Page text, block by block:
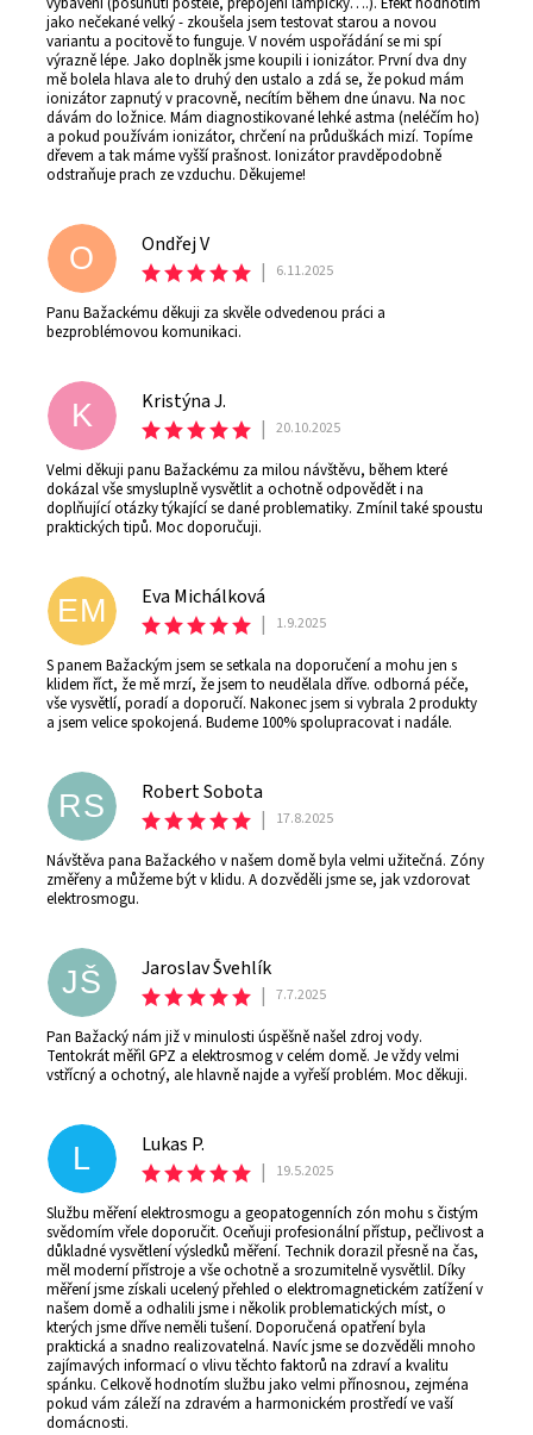
jako nečekané velký - zkoušela jsem testovat starou a novou
variantu a pocitově to funguje. V novém uspořádání se mi spí
výrazně lépe. Jako doplněk jsme koupili i ionizátor. První dva dny
mě bolela hlava ale to druhý den ustalo a zdá se, že pokud mám
ionizátor zapnutý v pracovně, necítím během dne únavu. Na noc
dávám do ložnice. Mám diagnostikované lehké astma (neléčím ho)
a pokud používám ionizátor, chrčení na průduškách mizí. Topíme
dřevem a tak máme vyšší prašnost. Ionizátor pravděpodobně
odstraňuje prach ze vzduchu. Děkujeme!
O
Ondřej V
|
6.11.2025
Panu Bažackému děkuji za skvěle odvedenou práci a
bezproblémovou komunikaci.
K
Kristýna J.
| 20.10.2025
Velmi děkuji panu Bažackému za milou návštěvu, během které
dokázal vše smysluplně vysvětlit a ochotně odpovědět i na
doplňující otázky týkající se dané problematiky. Zmínil také spoustu
praktických tipů. Moc doporučuji.
EM
Eva Michálková
|
1.9.2025
S panem Bažackým jsem se setkala na doporučení a mohu jen s
klidem říct, že mě mrzí, že jsem to neudělala dříve. odborná péče,
vše vysvětlí, poradí a doporučí. Nakonec jsem si vybrala 2 produkty
a jsem velice spokojená. Budeme 100% spolupracovat i nadále.
RS
Robert Sobota
|
17.8.2025
Návštěva pana Bažackého v našem domě byla velmi užitečná. Zóny
změřeny a můžeme být v klidu. A dozvěděli jsme se, jak vzdorovat
elektrosmogu.
JŠ
Jaroslav Švehlík
| 7.7.2025
Pan Bažacký nám již v minulosti úspěšně našel zdroj vody.
Tentokrát měřil GPZ a elektrosmog v celém domě. Je vždy velmi
vstřícný a ochotný, ale hlavně najde a vyřeší problém. Moc děkuji.
L
Lukas P.
|
19.5.2025
Službu měření elektrosmogu a geopatogenních zón mohu s čistým
svědomím vřele doporučit. Oceňuji profesionální přístup, pečlivost a
důkladné vysvětlení výsledků měření. Technik dorazil přesně na čas,
měl moderní přístroje a vše ochotně a srozumitelně vysvětlil. Díky
měření jsme získali ucelený přehled o elektromagnetickém zatížení v
našem domě a odhalili jsme i několik problematických míst, o
kterých jsme dříve neměli tušení. Doporučená opatření byla
praktická a snadno realizovatelná. Navíc jsme se dozvěděli mnoho
zajímavých informací o vlivu těchto faktorů na zdraví a kvalitu
spánku. Celkově hodnotím službu jako velmi přínosnou, zejména
pokud vám záleží na zdravém a harmonickém prostředí ve vaší
domácnosti.